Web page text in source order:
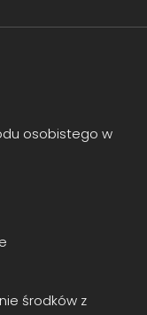
osobistego w
środków z